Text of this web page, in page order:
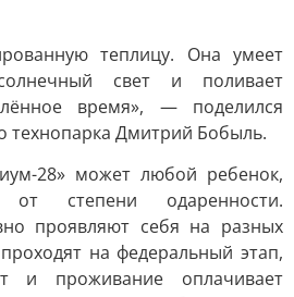
теплицу. Она умеет
свет и поливает
время», — поделился
технопарка Дмитрий Бобыль.
28» может любой ребенок,
от степени одаренности.
проявляют себя на разных
на федеральный этап,
и проживание оплачивает